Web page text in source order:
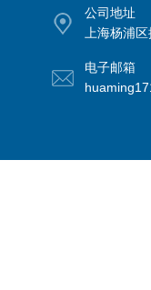
公司地址
上海杨浦
电子邮箱